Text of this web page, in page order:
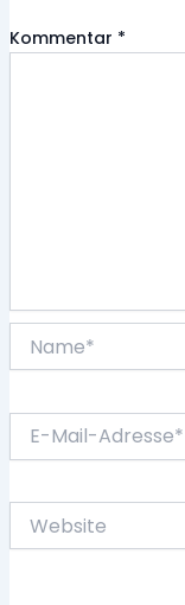
Kommentar *
Mail-
Website